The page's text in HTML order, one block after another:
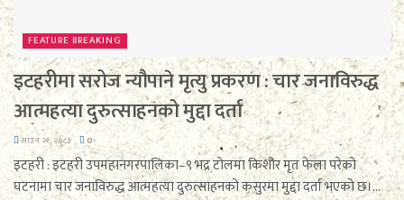
FEATURE BREAKING
इटहरीमा सरोज न्यौपाने मृत्यु प्रकरण : चार जनाविरुद्ध
आत्महत्या दुरुत्साहनको मुद्दा दर्ता
साउन २१, २०८३ 0
इटहरी : इटहरी उपमहानगरपालिका–९ भद्र टोलमा किशोर मृत फेला परेको
घटनामा चार जनाविरुद्ध आत्महत्या दुरुत्साहनको कसुरमा मुद्दा दर्ता भएको छ।...